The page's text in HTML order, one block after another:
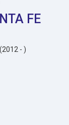
FE
- )